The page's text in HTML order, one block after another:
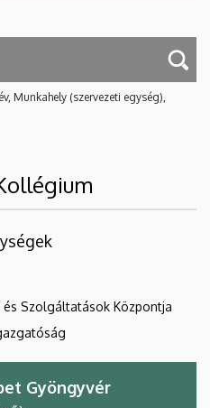
Munkahely (szervezeti egység),
Szolgáltatások Központja
Gyöngyvér